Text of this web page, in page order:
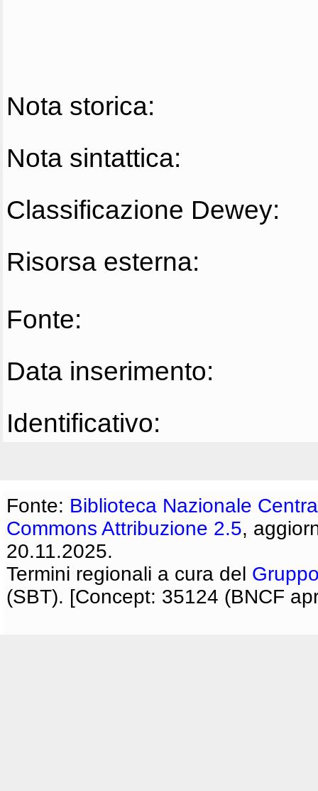
Nota storica:
Nota sintattica:
Classificazione Dewey:
Risorsa esterna:
Fonte:
Data inserimento:
Identificativo:
Fonte: Biblioteca Nazionale
Commons Attribuzione 2.5,
20.11.2025.
Termini regionali a cura del
(SBT). [Concept: 35124 (BNCF